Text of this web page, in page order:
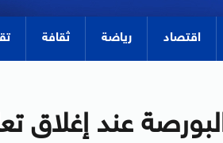
اقتصاد رياضة ثقافة
عند إغلاق